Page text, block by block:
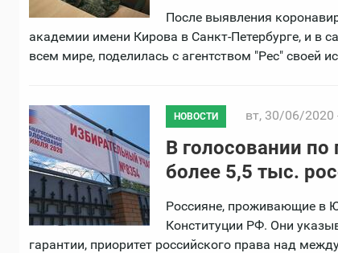
После выявления
академии имени Кирова в Санкт-Петербурге, и в
всем мире, поделилась с агентством "Рес" своей
НОВОСТИ вт, 30/06/2020
В голосовании
более 5,5 тыс.
Россияне, проживающие в
Конституции РФ. Они
гарантии, приоритет российского права над